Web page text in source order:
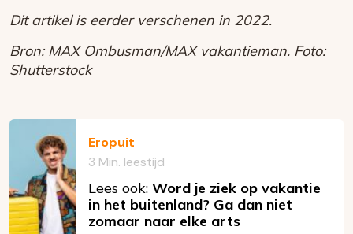
Dit artikel is eerder verschenen in 2022.
Bron: MAX Ombusman/MAX vakantieman. Foto:
Shutterstock
Eropuit
3 Min. leestijd
Lees ook: Word je ziek op vakantie
in het buitenland? Ga dan niet
zomaar naar elke arts